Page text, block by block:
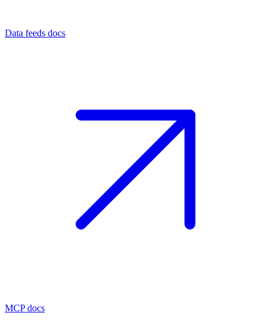
Data feeds docs
MCP docs